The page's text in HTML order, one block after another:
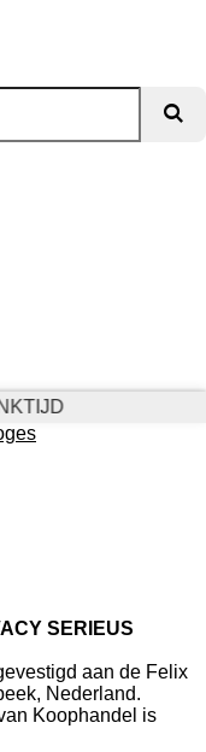
SERIEUS
aan de Felix
Nederland.
Koophandel is